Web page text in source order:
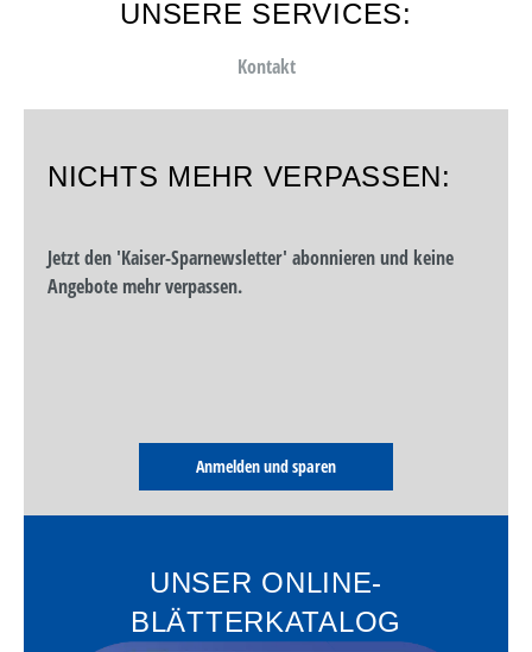
UNSERE SERVICES:
Kontakt
NICHTS MEHR VERPASSEN:
Jetzt den 'Kaiser-Sparnewsletter' abonnieren und keine
Angebote mehr verpassen.
Anmelden und sparen
UNSER ONLINE-
BLÄTTERKATALOG